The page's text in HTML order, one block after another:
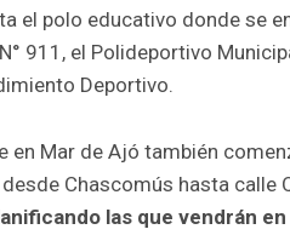
el polo educativo donde se
911, el Polideportivo
Deportivo.
en Mar de Ajó también
Chascomús hasta calle
las que vendrán